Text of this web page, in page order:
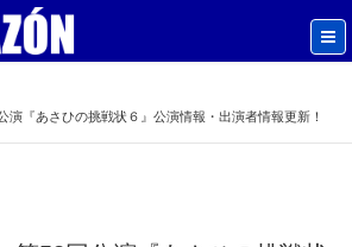
演『あさひの挑戦状６』公演情報・出演者情報更新！